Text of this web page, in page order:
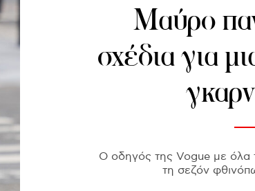
Μαύρο
σχέδια για
Ο οδηγός της Vogue με όλα
τη σεζόν